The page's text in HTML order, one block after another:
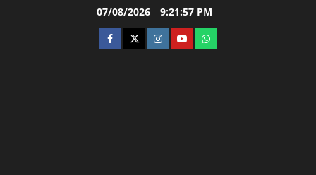
07/08/2026 9:21:58 PM
facebooktwitterinstagram.com
youtubewhatsapp